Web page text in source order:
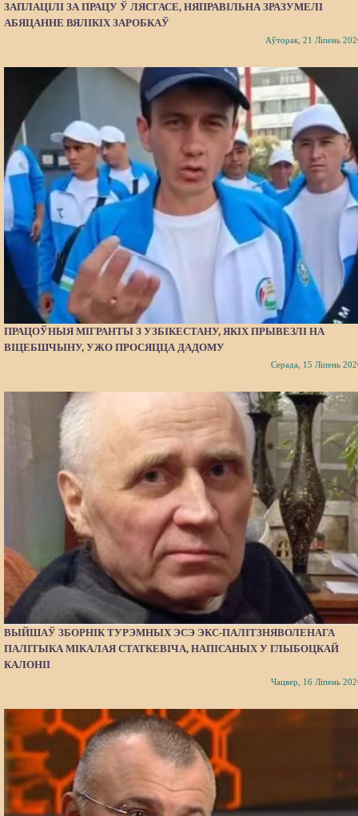
ЗАПЛАЦІЛІ ЗА ПРАЦУ Ў ЛЯСГАСЕ, НЯПРАВІЛЬНА ЗРАЗУМЕЛІ
АБЯЦАННЕ ВЯЛІКІХ ЗАРОБКАЎ
Аўторак, 21 Ліпень
ПРАЦОЎНЫЯ МІГРАНТЫ З УЗБІКЕСТАНУ, ЯКІХ ПРЫВЕЗЛІ НА
ВІЦЕБШЧЫНУ, УЖО ПРОСЯЦЦА ДАДОМУ
Серада, 15 Ліпень
ВЫЙШАЎ ЗБОРНІК ТУРЭМНЫХ ЭСЭ ЭКС-ПАЛІТЗНЯВОЛЕНАГА
ПАЛІТЫКА МІКАЛАЯ СТАТКЕВІЧА, НАПІСАНЫХ У ГЛЫБОЦКАЙ
КАЛОНІІ
Чацвер, 16 Ліпень